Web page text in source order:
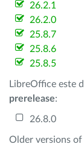
26.2.1
26.2.0
25.8.7
25.8.6
25.8.5
LibreOffice este
prerelease:
26.8.0
Older versions